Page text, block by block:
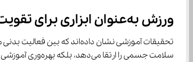
ورزش به‌عنوان ابزاری برای تقویت یادگیری
سلامت جسمی را ارتقا می‌دهد، بلکه بهره‌وری آموزشی و توان شناختی را نیز افزایش می‌دهد.